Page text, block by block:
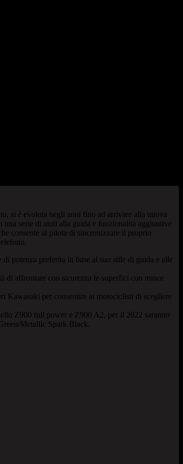
si è evoluta negli anni fino ad arrivare alla nuova
serie di aiuti alla guida e funzionalità aggiuntive
consente al pilota di sincronizzare il proprio
potenza preferita in base al suo stile di guida e alle
di affrontare con sicurezza le superfici con minor
per consentire ai motociclisti di scegliere
Z900 full power e Z900 A2, per il 2022 saranno
Metallic Spark Black.